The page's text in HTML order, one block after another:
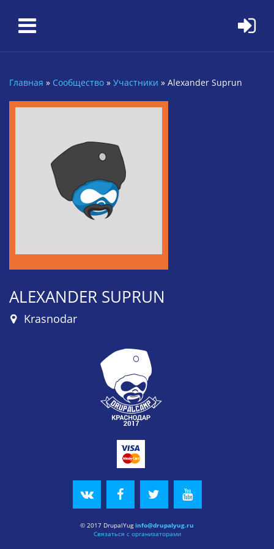
Вы здесь
Главная » Сообщество » Участники » Alexander Suprun
ALEXANDER SUPRUN
Krasnodar
© 2017 DrupalYuginfo@drupalyug.ru
Связаться с организаторами